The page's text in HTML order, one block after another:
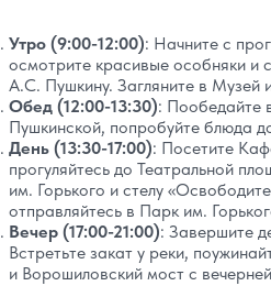
Утро (9:00-12:00): Начните с
осмотрите красивые особняки и
А.С. Пушкину. Загляните в Музей
Обед (12:00-13:30): Пообедайте
Пушкинской, попробуйте блюда
День (13:30-17:00): Посетите
прогуляйтесь до Театральной
им. Горького и стелу
отправляйтесь в Парк им.
Вечер (17:00-21:00): Завершите
Встретьте закат у реки,
и Ворошиловский мост с